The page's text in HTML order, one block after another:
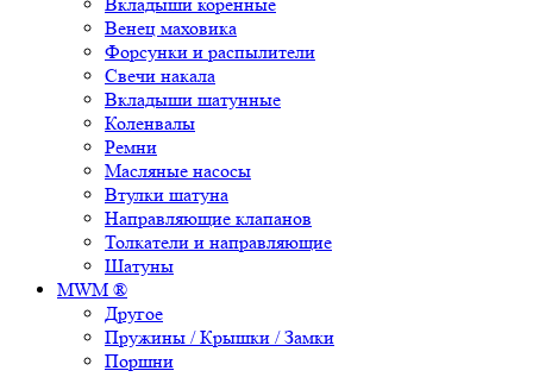
Венец маховика
Форсунки и распылители
Свечи накала
Вкладыши шатунные
Коленвалы
Ремни
Масляные насосы
Втулки шатуна
Направляющие клапанов
Толкатели и направляющие
Шатуны
MWM ®
Другое
Пружины / Крышки / Замки
Поршни